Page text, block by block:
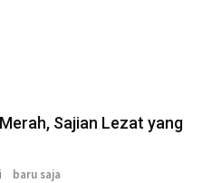
Sajian Lezat yang
baru saja